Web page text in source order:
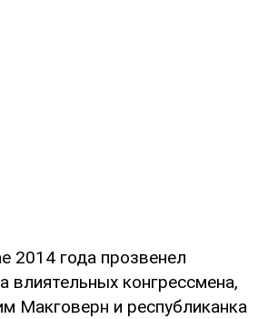
2014 года прозвенел
влиятельных конгрессмена,
Макговерн и республиканка